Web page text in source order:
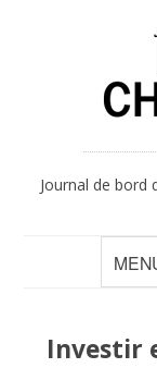
Journal de bord
Investir